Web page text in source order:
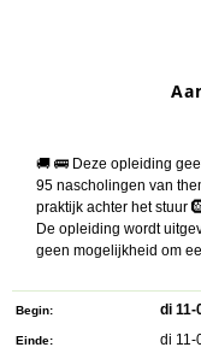
🚚 🚌 Deze opleiding
95 nascholingen van
praktijk achter het stuur
De opleiding wordt
geen mogelijkheid om
Begin di 11-
Einde di 11-